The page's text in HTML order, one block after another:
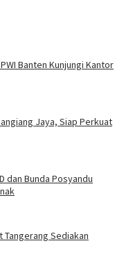
Banten Kunjungi Kantor
Jaya, Siap Perkuat
dan Bunda Posyandu
Tangerang Sediakan